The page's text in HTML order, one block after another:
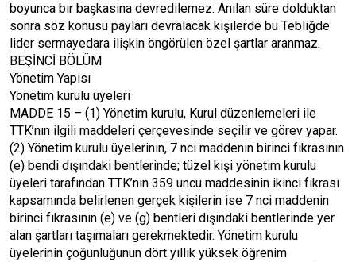
boyunca bir başkasına devredilemez. Anılan süre dolduktan
sonra söz konusu payları devralacak kişilerde bu Tebliğde
lider sermayedara ilişkin öngörülen özel şartlar aranmaz.
BEŞİNCİ BÖLÜM
Yönetim Yapısı
Yönetim kurulu üyeleri
MADDE 15 – (1) Yönetim kurulu, Kurul düzenlemeleri ile
TTK’nın ilgili maddeleri çerçevesinde seçilir ve görev yapar.
(2) Yönetim kurulu üyelerinin, 7 nci maddenin birinci fıkrasının
(e) bendi dışındaki bentlerinde; tüzel kişi yönetim kurulu
üyeleri tarafından TTK’nın 359 uncu maddesinin ikinci fıkrası
kapsamında belirlenen gerçek kişilerin ise 7 nci maddenin
birinci fıkrasının (e) ve (g) bentleri dışındaki bentlerinde yer
alan şartları taşımaları gerekmektedir. Yönetim kurulu
üyelerinin çoğunluğunun dört yıllık yüksek öğrenim